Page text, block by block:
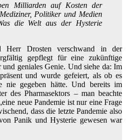
Milliarden auf Kosten der
Politiker und Medien
die Welt aus der Hysterie
Drosten verschwand in der
gepflegt für eine zukünftige
und geniales Genie. Und siehe da: Im
und wurde gefeiert, als ob es
nie gegeben hätte. Und bereits im
des Pharmasektors – man beachte
neue Pandemie ist nur eine Frage
dass die letzte Pandemie also
Panik und Hysterie gewesen war